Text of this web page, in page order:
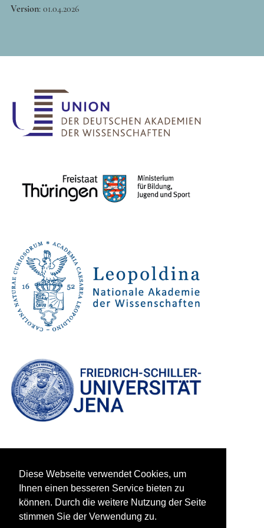
Diese Webseite verwendet Cookies, um
Ihnen einen besseren Service bieten zu
können. Durch die weitere Nutzung der Seite
stimmen Sie der Verwendung zu.
Version: 01.04.2026